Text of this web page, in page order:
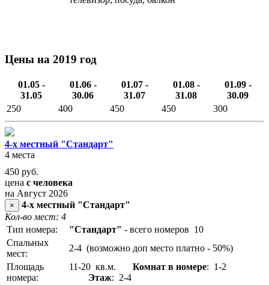
Цены на 2019 год
01.05 -
31.05
01.06 -
30.06
01.07 -
31.07
01.08 -
31.08
01.09 -
30.09
250
400 450 450 300
4-х местный "Стандарт"
4 места
450 руб.
цена с человека
на Август 2026
×
4-х местный "Стандарт"
Кол-во мест: 4
Тип номера:
"Стандарт" - всего номеров 10
Спальных
мест:
2-4 (возможно доп место платно - 50%)
Площадь
номера:
11-20 кв.м. Комнат в номере: 1-2
Этаж: 2-4